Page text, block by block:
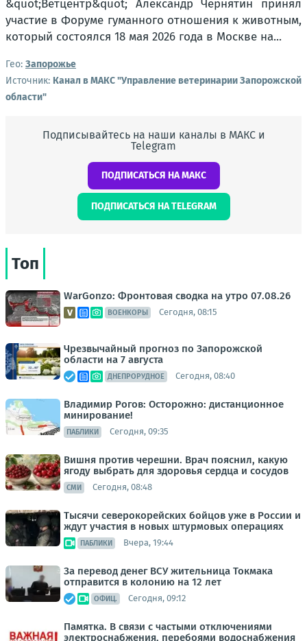
Гео: Запорожье
Источник: Канал в МАКС "Управление ветеринарии Запорожской
области"
Подписывайтесь на наши каналы в МАКС и
Telegram
ПОДПИСАТЬСЯ НА МАКС
ПОДПИСАТЬСЯ НА TELEGRAM
Топ
WarGonzo: Фронтовая сводка на утро 07.08.26
ВОЕНКОРЫ Сегодня, 08:15
Чрезвычайный прогноз по Запорожской
области на 7 августа
ДНЕПРОРУДНОЕ Сегодня, 08:40
Владимир Рогов: Осторожно: дистанционное
минирование!
ПАБЛИКИ Сегодня, 09:35
Вишня против черешни. Врач пояснил, какую
ягоду выбрать для здоровья сердца и сосудов
СМИ Сегодня, 08:48
Тысячи северокорейских бойцов уже в России и
ждут участия в новых штурмовых операциях
ПАБЛИКИ Вчера, 19:44
За перевод денег ВСУ жительница Токмака
отправится в колонию на 12 лет
ОФИЦ. Сегодня, 09:12
Памятка. В связи с частыми отключениями
электроснабжения, перебоями водоснабжения